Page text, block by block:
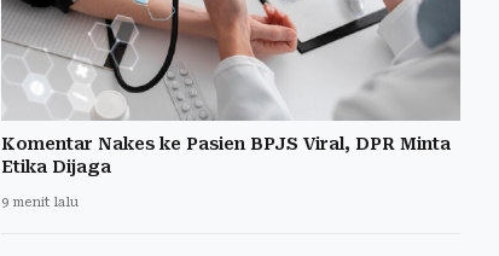
Komentar Nakes ke Pasien BPJS Viral, DPR Minta
Etika Dijaga
9 menit lalu